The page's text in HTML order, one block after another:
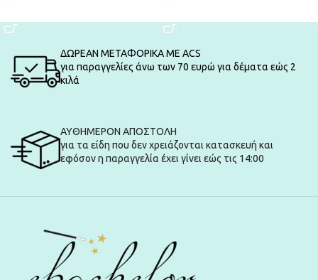
ΔΩΡΕΑΝ ΜΕΤΑΦΟΡΙΚΑ ΜΕ ACS
για παραγγελίες άνω των 70 ευρώ για δέματα εώς 2
κιλά
ΑΥΘΗΜΕΡΟΝ ΑΠΟΣΤΟΛΗ
για τα είδη που δεν χρειάζονται κατασκευή και
εφόσον η παραγγελία έχει γίνει εώς τις 14:00